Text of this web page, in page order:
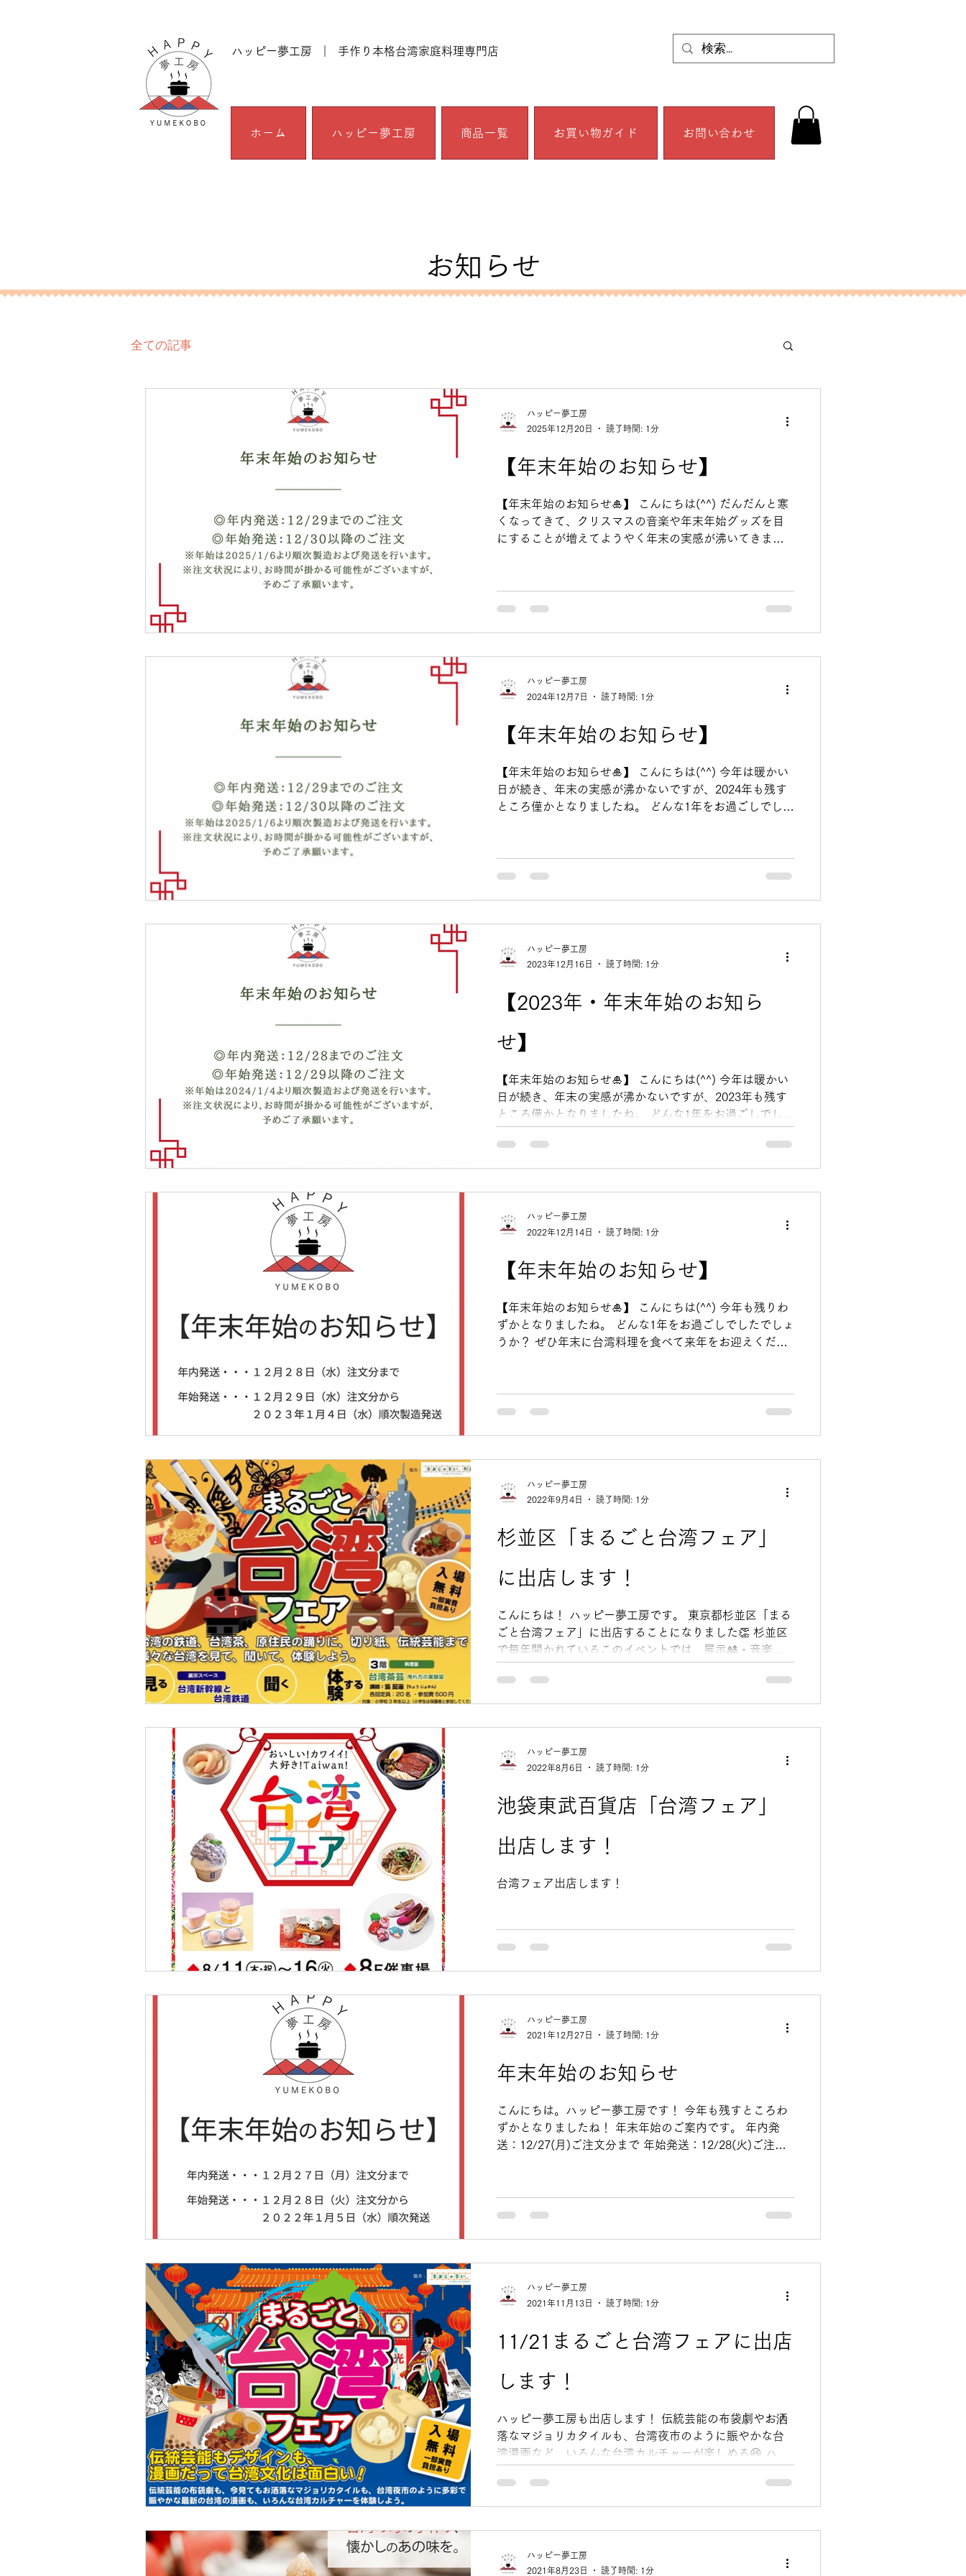
ハッピー夢工房 ｜ 手作り本格台湾家庭料理専門店
ホーム ハッピー夢工房 商品一覧 お買い物ガイド お問い合わせ
お知らせ
全ての記事
【年末年始のお知らせ】
【年末年始のお知らせ🎍】 こんにちは(^^) だんだんと寒
くなってきて、クリスマスの音楽や年末年始グッズを目
にすることが増えてようやく年末の実感が沸いてきまし
越しましょう！ ◎年内発送：12/26までのご注文 ◎年始
発送：12/27以降のご注文 ※年始は2026/1/5より順次製
様よいお年をお迎えくださいませ。
ハッピー夢工房
2025年12月20日
読了時間: 1分
【年末年始のお知らせ】
【年末年始のお知らせ🎍】 こんにちは(^^) 今年は暖かい
日が続き、年末の実感が沸かないですが、2024年も残す
ところ僅かとなりましたね。 どんな1年をお過ごしでした
ハッピー夢工房
2024年12月7日
読了時間: 1分
【2023年・年末年始のお知ら
せ】
【年末年始のお知らせ🎍】 こんにちは(^^) 今年は暖かい
日が続き、年末の実感が沸かないですが、2023年も残す
ところ僅かとなりましたね。 どんな1年をお過ごしでした
しょう！ ◎年内発送：12/28までのご注文...
ハッピー夢工房
2023年12月16日
読了時間: 1分
【年末年始のお知らせ】
【年末年始のお知らせ🎍】 こんにちは(^^) 今年も残りわ
ずかとなりましたね。 どんな1年をお過ごしでしたでしょ
うか？ ぜひ年末に台湾料理を食べて来年をお迎えくださ
ハッピー夢工房
2022年12月14日
読了時間: 1分
杉並区「まるごと台湾フェア」
に出店します！
こんにちは！ ハッピー夢工房です。 東京都杉並区「まる
ごと台湾フェア」に出店することになりました👏 杉並区
で毎年開かれているこのイベントでは、展示🎎・音楽
寄りください♪...
ハッピー夢工房
2022年9月4日
読了時間: 1分
池袋東武百貨店「台湾フェア」
出店します！
台湾フェア出店します！
ハッピー夢工房
2022年8月6日
読了時間: 1分
年末年始のお知らせ
こんにちは。ハッピー夢工房です！ 今年も残すところわ
ずかとなりましたね！ 年末年始のご案内です。 年内発
送：12/27(月)ご注文分まで 年始発送：12/28(火)ご注文
ハッピー夢工房
2021年12月27日
読了時間: 1分
11/21まるごと台湾フェアに出店
します！
ハッピー夢工房も出店します！ 伝統芸能の布袋劇やお洒
落なマジョリカタイルも、台湾夜市のように賑やかな台
湾漫画など、いろんな台湾カルチャーが楽しめる😆 ハッ
り低カロリーパイナップルケーキをご用意しております
♪...
ハッピー夢工房
2021年11月13日
読了時間: 1分
ハッピー夢工房
2021年8月23日
読了時間: 1分